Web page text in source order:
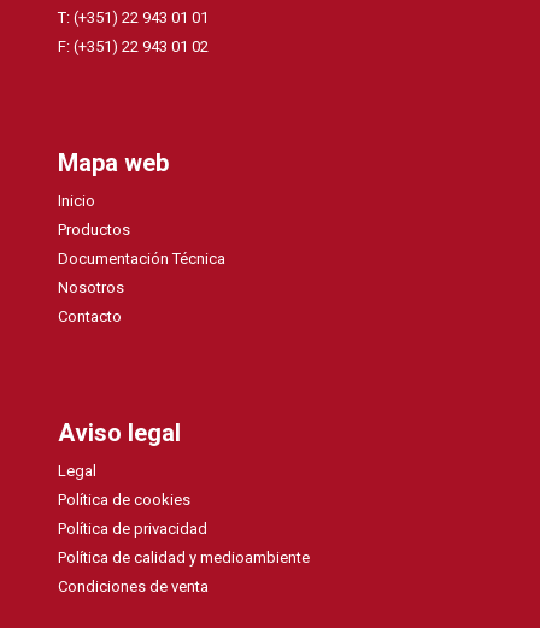
T: (+351) 22 943 01 01
F: (+351) 22 943 01 02
Mapa web
Inicio
Productos
Documentación Técnica
Nosotros
Contacto
Aviso legal
Legal
Política de cookies
Política de privacidad
Política de calidad y medioambiente
Condiciones de venta